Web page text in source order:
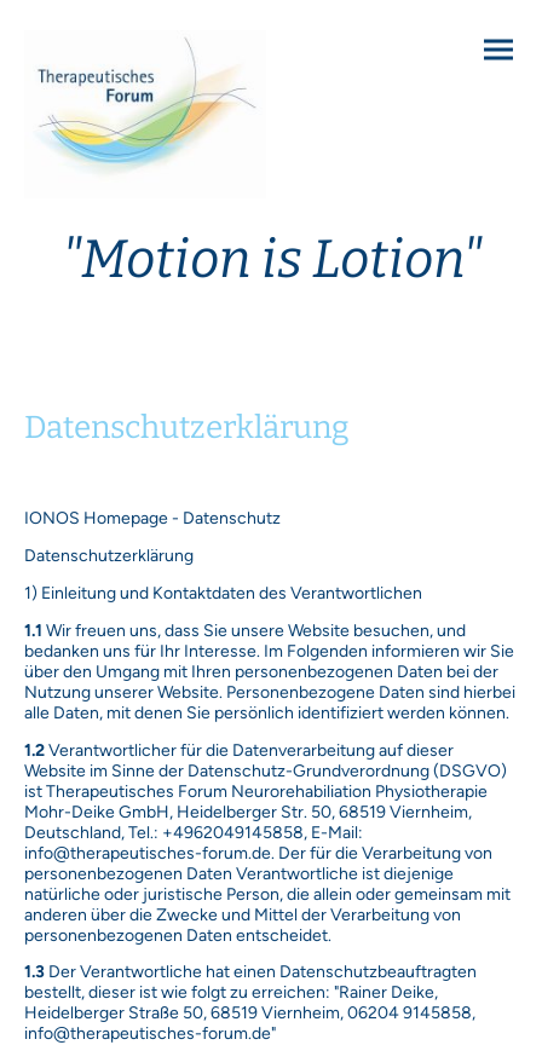
"Motion is Lotion"
Datenschutzerklärung
IONOS Homepage - Datenschutz
Datenschutzerklärung
1) Einleitung und Kontaktdaten des Verantwortlichen
1.1 Wir freuen uns, dass Sie unsere Website besuchen, und
bedanken uns für Ihr Interesse. Im Folgenden informieren wir Sie
über den Umgang mit Ihren personenbezogenen Daten bei der
Nutzung unserer Website. Personenbezogene Daten sind hierbei
alle Daten, mit denen Sie persönlich identifiziert werden können.
1.2Verantwortlicher für die Datenverarbeitung auf dieser
Website im Sinne der Datenschutz-Grundverordnung (DSGVO)
ist Therapeutisches Forum Neurorehabiliation Physiotherapie
Mohr-Deike GmbH, Heidelberger Str. 50, 68519 Viernheim,
Deutschland, Tel.: +4962049145858, E-Mail:
info@therapeutisches-forum.de. Der für die Verarbeitung von
personenbezogenen Daten Verantwortliche ist diejenige
natürliche oder juristische Person, die allein oder gemeinsam mit
anderen über die Zwecke und Mittel der Verarbeitung von
personenbezogenen Daten entscheidet.
1.3 Der Verantwortliche hat einen Datenschutzbeauftragten
bestellt, dieser ist wie folgt zu erreichen: "Rainer Deike,
Heidelberger Straße 50, 68519 Viernheim, 06204 9145858,
info@therapeutisches-forum.de"